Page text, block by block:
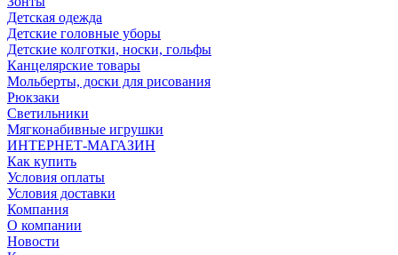
Детская одежда
Детские головные уборы
Детские колготки, носки, гольфы
Канцелярские товары
Мольберты, доски для рисования
Рюкзаки
Светильники
Мягконабивные игрушки
ИНТЕРНЕТ-МАГАЗИН
Как купить
Условия оплаты
Условия доставки
Компания
О компании
Новости